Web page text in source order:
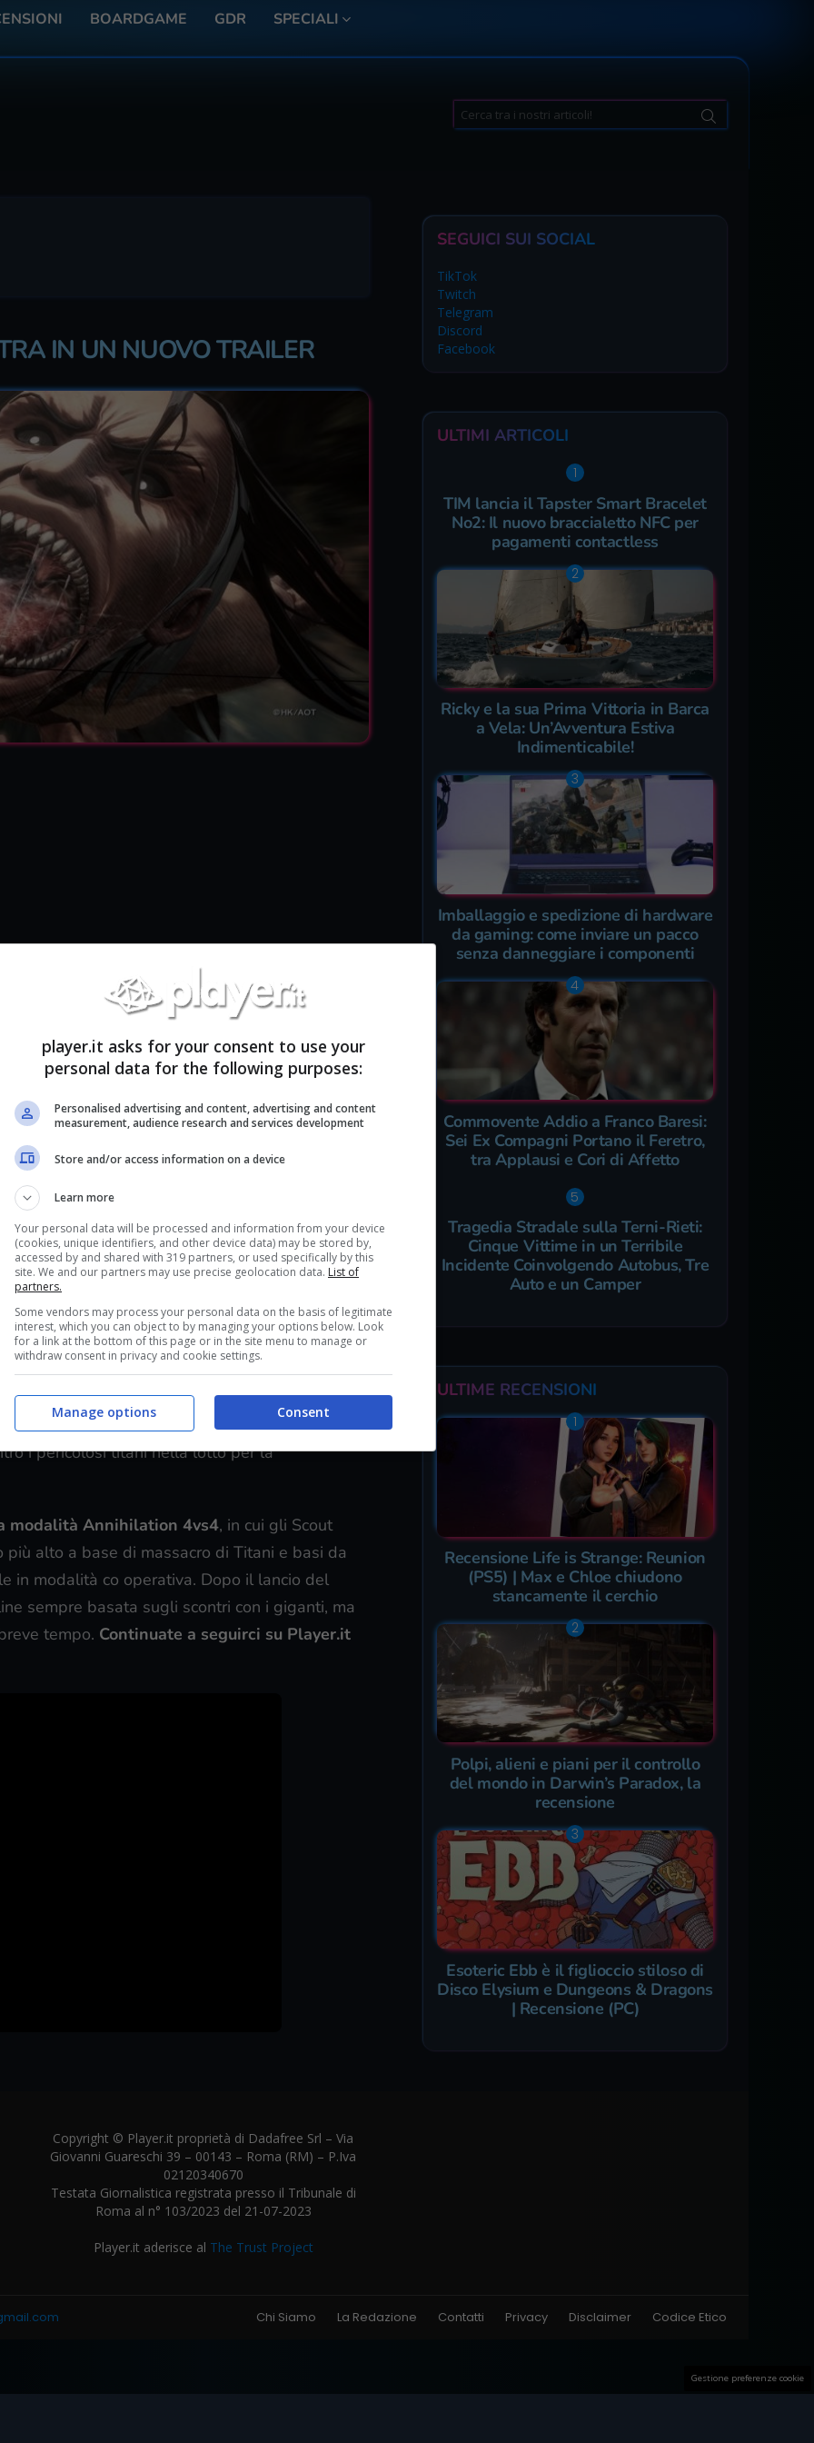
BOARDGAME GDR SPECIALI
Search
for:
IN UN NUOVO TRAILER
nome di A.O.T. 2, torna a mostrarsi oggi in un
sviluppatori
renderà ancora più frustrante
di titani mangiatori di uomini (e non solo).
per il prossimo20 Marzo 2018su
e PC(attraverso Steam). Il Custom Scout
inedita sui celebri scontri della serie.
la versione PlayStation 4 del titolo
di sei nuovi avatar per il proprio profilo, che
ed Erwin. Ancora, L’Omni Directional Mobility
i pericolosi titani nella lotto per la
modalità Annihilation 4vs4, in cui gli Scout
alto a base di massacro di Titani e basi da
in modalità co operativa. Dopo il lancio del
sempre basata sugli scontri con i giganti, ma
tempo. Continuate a seguirci su Player.it
SEGUICI SUI SOCIAL
TikTok
Twitch
Telegram
Discord
Facebook
ULTIMI ARTICOLI
TIM lancia il Tapster Smart Bracelet
No2: Il nuovo braccialetto NFC per
pagamenti contactless
Ricky e la sua Prima Vittoria in Barca
a Vela: Un’Avventura Estiva
Indimenticabile!
Imballaggio e spedizione di hardware
da gaming: come inviare un pacco
senza danneggiare i componenti
Commovente Addio a Franco Baresi:
Sei Ex Compagni Portano il Feretro,
tra Applausi e Cori di Affetto
Tragedia Stradale sulla Terni-Rieti:
Cinque Vittime in un Terribile
Incidente Coinvolgendo Autobus, Tre
Auto e un Camper
ULTIME RECENSIONI
Recensione Life is Strange: Reunion
(PS5) | Max e Chloe chiudono
stancamente il cerchio
Polpi, alieni e piani per il controllo
del mondo in Darwin’s Paradox, la
recensione
Esoteric Ebb è il figlioccio stiloso di
Disco Elysium e Dungeons & Dragons
| Recensione (PC)
Copyright © Player.it proprietà di Dadafree Srl – Via
Giovanni Guareschi 39 – 00143 – Roma (RM) – P.Iva
02120340670
Testata Giornalistica registrata presso il Tribunale di
Roma al n° 103/2023 del 21-07-2023
Player.it aderisce al The Trust Project
Chi Siamo La Redazione Contatti Privacy Disclaimer Codice Etico
Gestione preferenze cookie
player.it asks for your consent to use your
personal data for the following purposes:
Personalised advertising and content, advertising and content
measurement, audience research and services development
Store and/or access information on a device
Learn more
Your personal data will be processed and information from your device
(cookies, unique identifiers, and other device data) may be stored by,
accessed by and shared with 319 partners, or used specifically by this
site. We and our partners may use precise geolocation data. List of
partners.
Some vendors may process your personal data on the basis of legitimate
interest, which you can object to by managing your options below. Look
for a link at the bottom of this page or in the site menu to manage or
withdraw consent in privacy and cookie settings.
Consent
Manage options